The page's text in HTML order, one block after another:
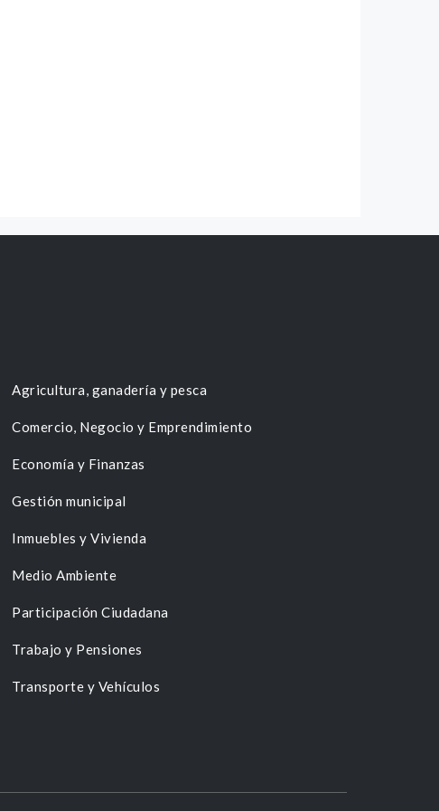
Agricultura, ganadería y pesca
Comercio, Negocio y Emprendimiento
Economía y Finanzas
Gestión municipal
Inmuebles y Vivienda
Medio Ambiente
Participación Ciudadana
Trabajo y Pensiones
Transporte y Vehículos